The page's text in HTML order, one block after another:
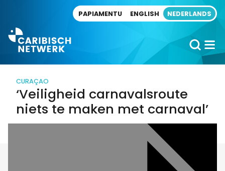
PAPIAMENTU ENGLISH NEDERLANDS
CURAÇAO
‘Veiligheid carnavalsroute
niets te maken met carnaval’